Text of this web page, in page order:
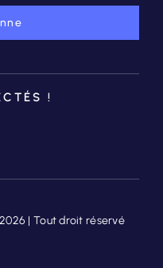
!
| Tout droit réservé